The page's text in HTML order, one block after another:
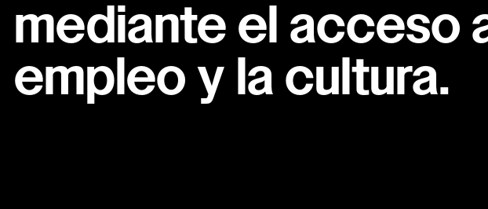
mediante el acceso
empleo y la cultura.